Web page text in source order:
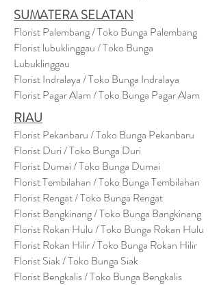
SUMATERA SELATAN
Florist Palembang / Toko Bunga Palembang
Florist lubuklinggau / Toko Bunga
Lubuklinggau
Florist Indralaya / Toko Bunga Indralaya
Florist Pagar Alam / Toko Bunga Pagar Alam
RIAU
Florist Pekanbaru / Toko Bunga Pekanbaru
Florist Duri / Toko Bunga Duri
Florist Dumai / Toko Bunga Dumai
Florist Tembilahan / Toko Bunga Tembilahan
Florist Rengat / Toko Bunga Rengat
Florist Bangkinang / Toko Bunga Bangkinang
Florist Rokan Hulu / Toko Bunga Rokan Hulu
Florist Rokan Hilir / Toko Bunga Rokan Hilir
Florist Siak / Toko Bunga Siak
Florist Bengkalis / Toko Bunga Bengkalis